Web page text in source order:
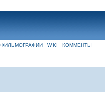
ФИЛЬМОГРАФИИ WIKI КОММЕНТЫ